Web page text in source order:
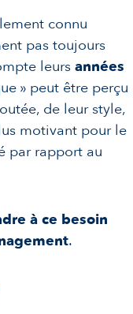
connu
pas toujours
leursannées
» peut être perçu
de leur style,
motivant pour le
par rapport au
à ce besoin
.